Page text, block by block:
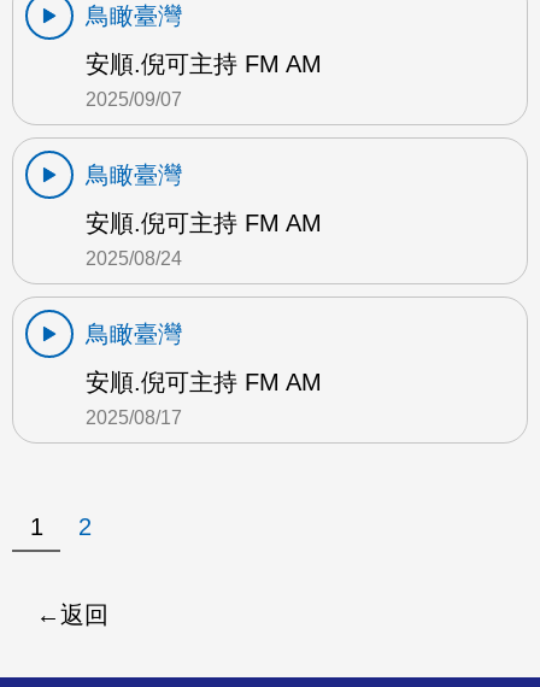
鳥瞰臺灣
安順.倪可主持 FM AM
2025/09/07
鳥瞰臺灣
安順.倪可主持 FM AM
2025/08/24
鳥瞰臺灣
安順.倪可主持 FM AM
2025/08/17
1 2
返回